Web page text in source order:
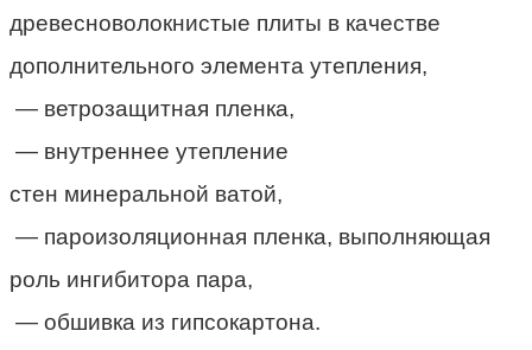
древесноволокнистые плиты в качестве
дополнительного элемента утепления,
— ветрозащитная пленка,
— внутреннее утепление
стен минеральной ватой,
— пароизоляционная пленка, выполняющая
роль ингибитора пара,
— обшивка из гипсокартона.